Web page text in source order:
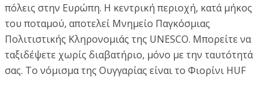
πόλεις στην Ευρώπη. Η κεντρική περιοχή, κατά μήκος
του ποταμού, αποτελεί Μνημείο Παγκόσμιας
Πολιτιστικής Κληρονομιάς της UNESCO. Μπορείτε να
ταξιδέψετε χωρίς διαβατήριο, μόνο με την ταυτότητά
σας. Το νόμισμα της Ουγγαρίας είναι το Φιορίνι HUF